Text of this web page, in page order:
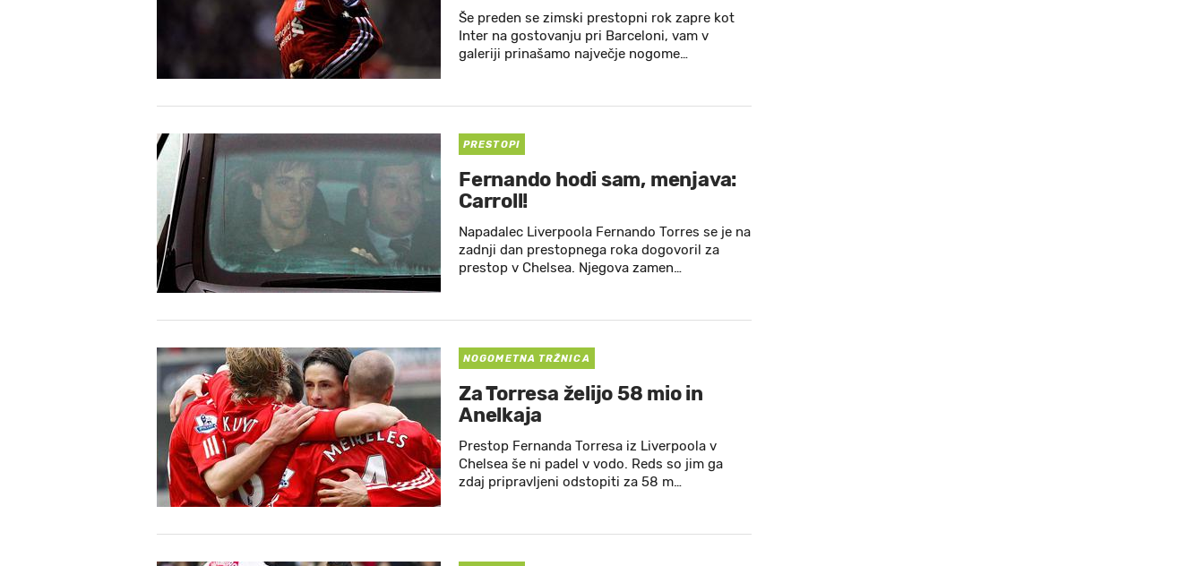
Še preden se zimski prestopni rok zapre kot
Inter na gostovanju pri Barceloni, vam v
galeriji prinašamo največje nogome…
PRESTOPI
Fernando hodi sam, menjava:
Carroll!
Napadalec Liverpoola Fernando Torres se je na
zadnji dan prestopnega roka dogovoril za
prestop v Chelsea. Njegova zamen…
NOGOMETNA TRŽNICA
Za Torresa želijo 58 mio in
Anelkaja
Prestop Fernanda Torresa iz Liverpoola v
Chelsea še ni padel v vodo. Reds so jim ga
zdaj pripravljeni odstopiti za 58 m…